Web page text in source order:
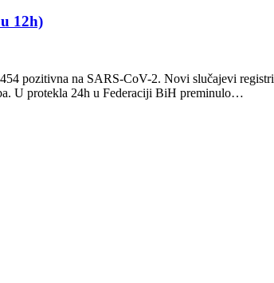
12h)
pozitivna na SARS-CoV-2. Novi slučajevi
U protekla 24h u Federaciji BiH preminulo…